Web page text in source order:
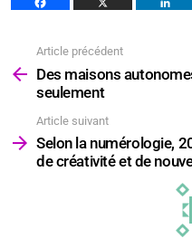
plus
Article précédent
Des maisons
seulement
Article suivant
Selon la numérologie,
de créativité et de